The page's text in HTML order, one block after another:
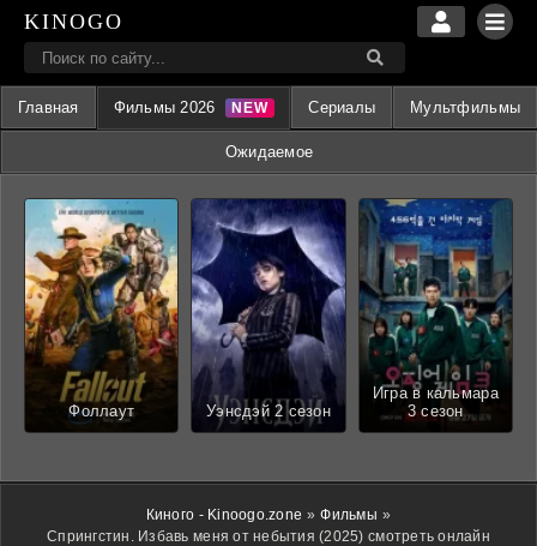
KINOGO
Главная Фильмы 2026 Сериалы Мультфильмы
Ожидаемое
Фоллаут Уэнсдэй 2 сезон
Игра в кальмара
3 сезон
Киного - Kinoogo.zone » Фильмы »
Спрингстин. Избавь меня от небытия (2025) смотреть онлайн